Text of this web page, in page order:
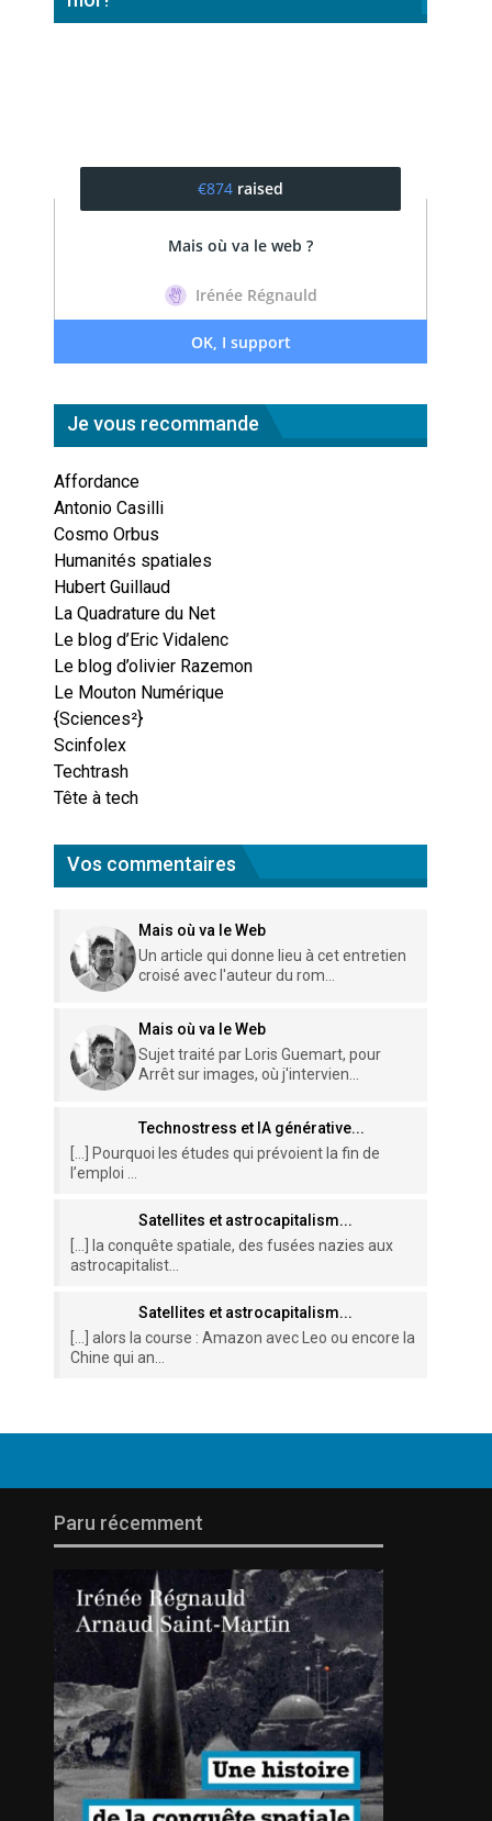
Je vous recommande
Affordance
Antonio Casilli
Cosmo Orbus
Humanités spatiales
Hubert Guillaud
La Quadrature du Net
Le blog d’Eric Vidalenc
Le blog d’olivier Razemon
Le Mouton Numérique
{Sciences²}
Scinfolex
Techtrash
Tête à tech
Vos commentaires
Mais où va le Web
Un article qui donne lieu à cet entretien
croisé avec l'auteur du rom...
Mais où va le Web
Sujet traité par Loris Guemart, pour
Arrêt sur images, où j'intervien...
Technostress et IA générative...
[…] Pourquoi les études qui prévoient la fin de
l’emploi ...
Satellites et astrocapitalism...
[…] la conquête spatiale, des fusées nazies aux
astrocapitalist...
Satellites et astrocapitalism...
[…] alors la course : Amazon avec Leo ou encore la
Chine qui an...
Paru récemment